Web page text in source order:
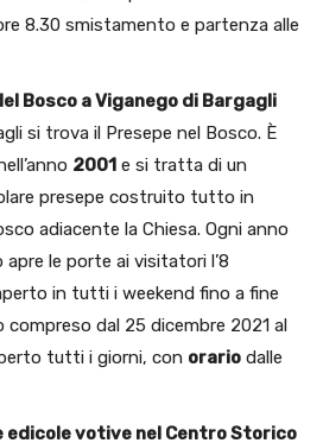
8.30 smistamento e partenza alle
Bosco a Viganego di Bargagli
si trova il Presepe nel Bosco. È
2001 e si tratta di un
presepe costruito tutto in
adiacente la Chiesa. Ogni anno
apre le porte ai visitatori l’8
in tutti i weekend fino a fine
compreso dal 25 dicembre 2021 al
tutti i giorni, con orario dalle
edicole votive nel Centro Storico